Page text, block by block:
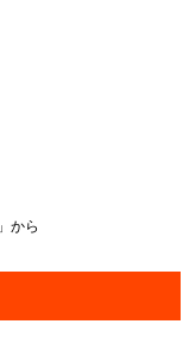
から